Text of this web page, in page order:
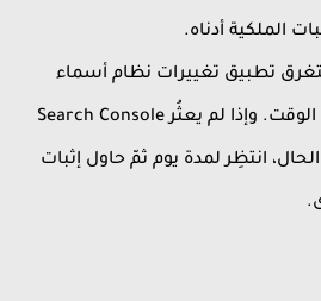
تطبيق تغييرات نظام أسماء
النطاقات بعض الوقت. وإذا لم يعثُر Search Console
انتظِر لمدة يوم ثمّ حاول إثبات